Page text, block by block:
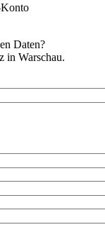
Daten?
in Warschau.